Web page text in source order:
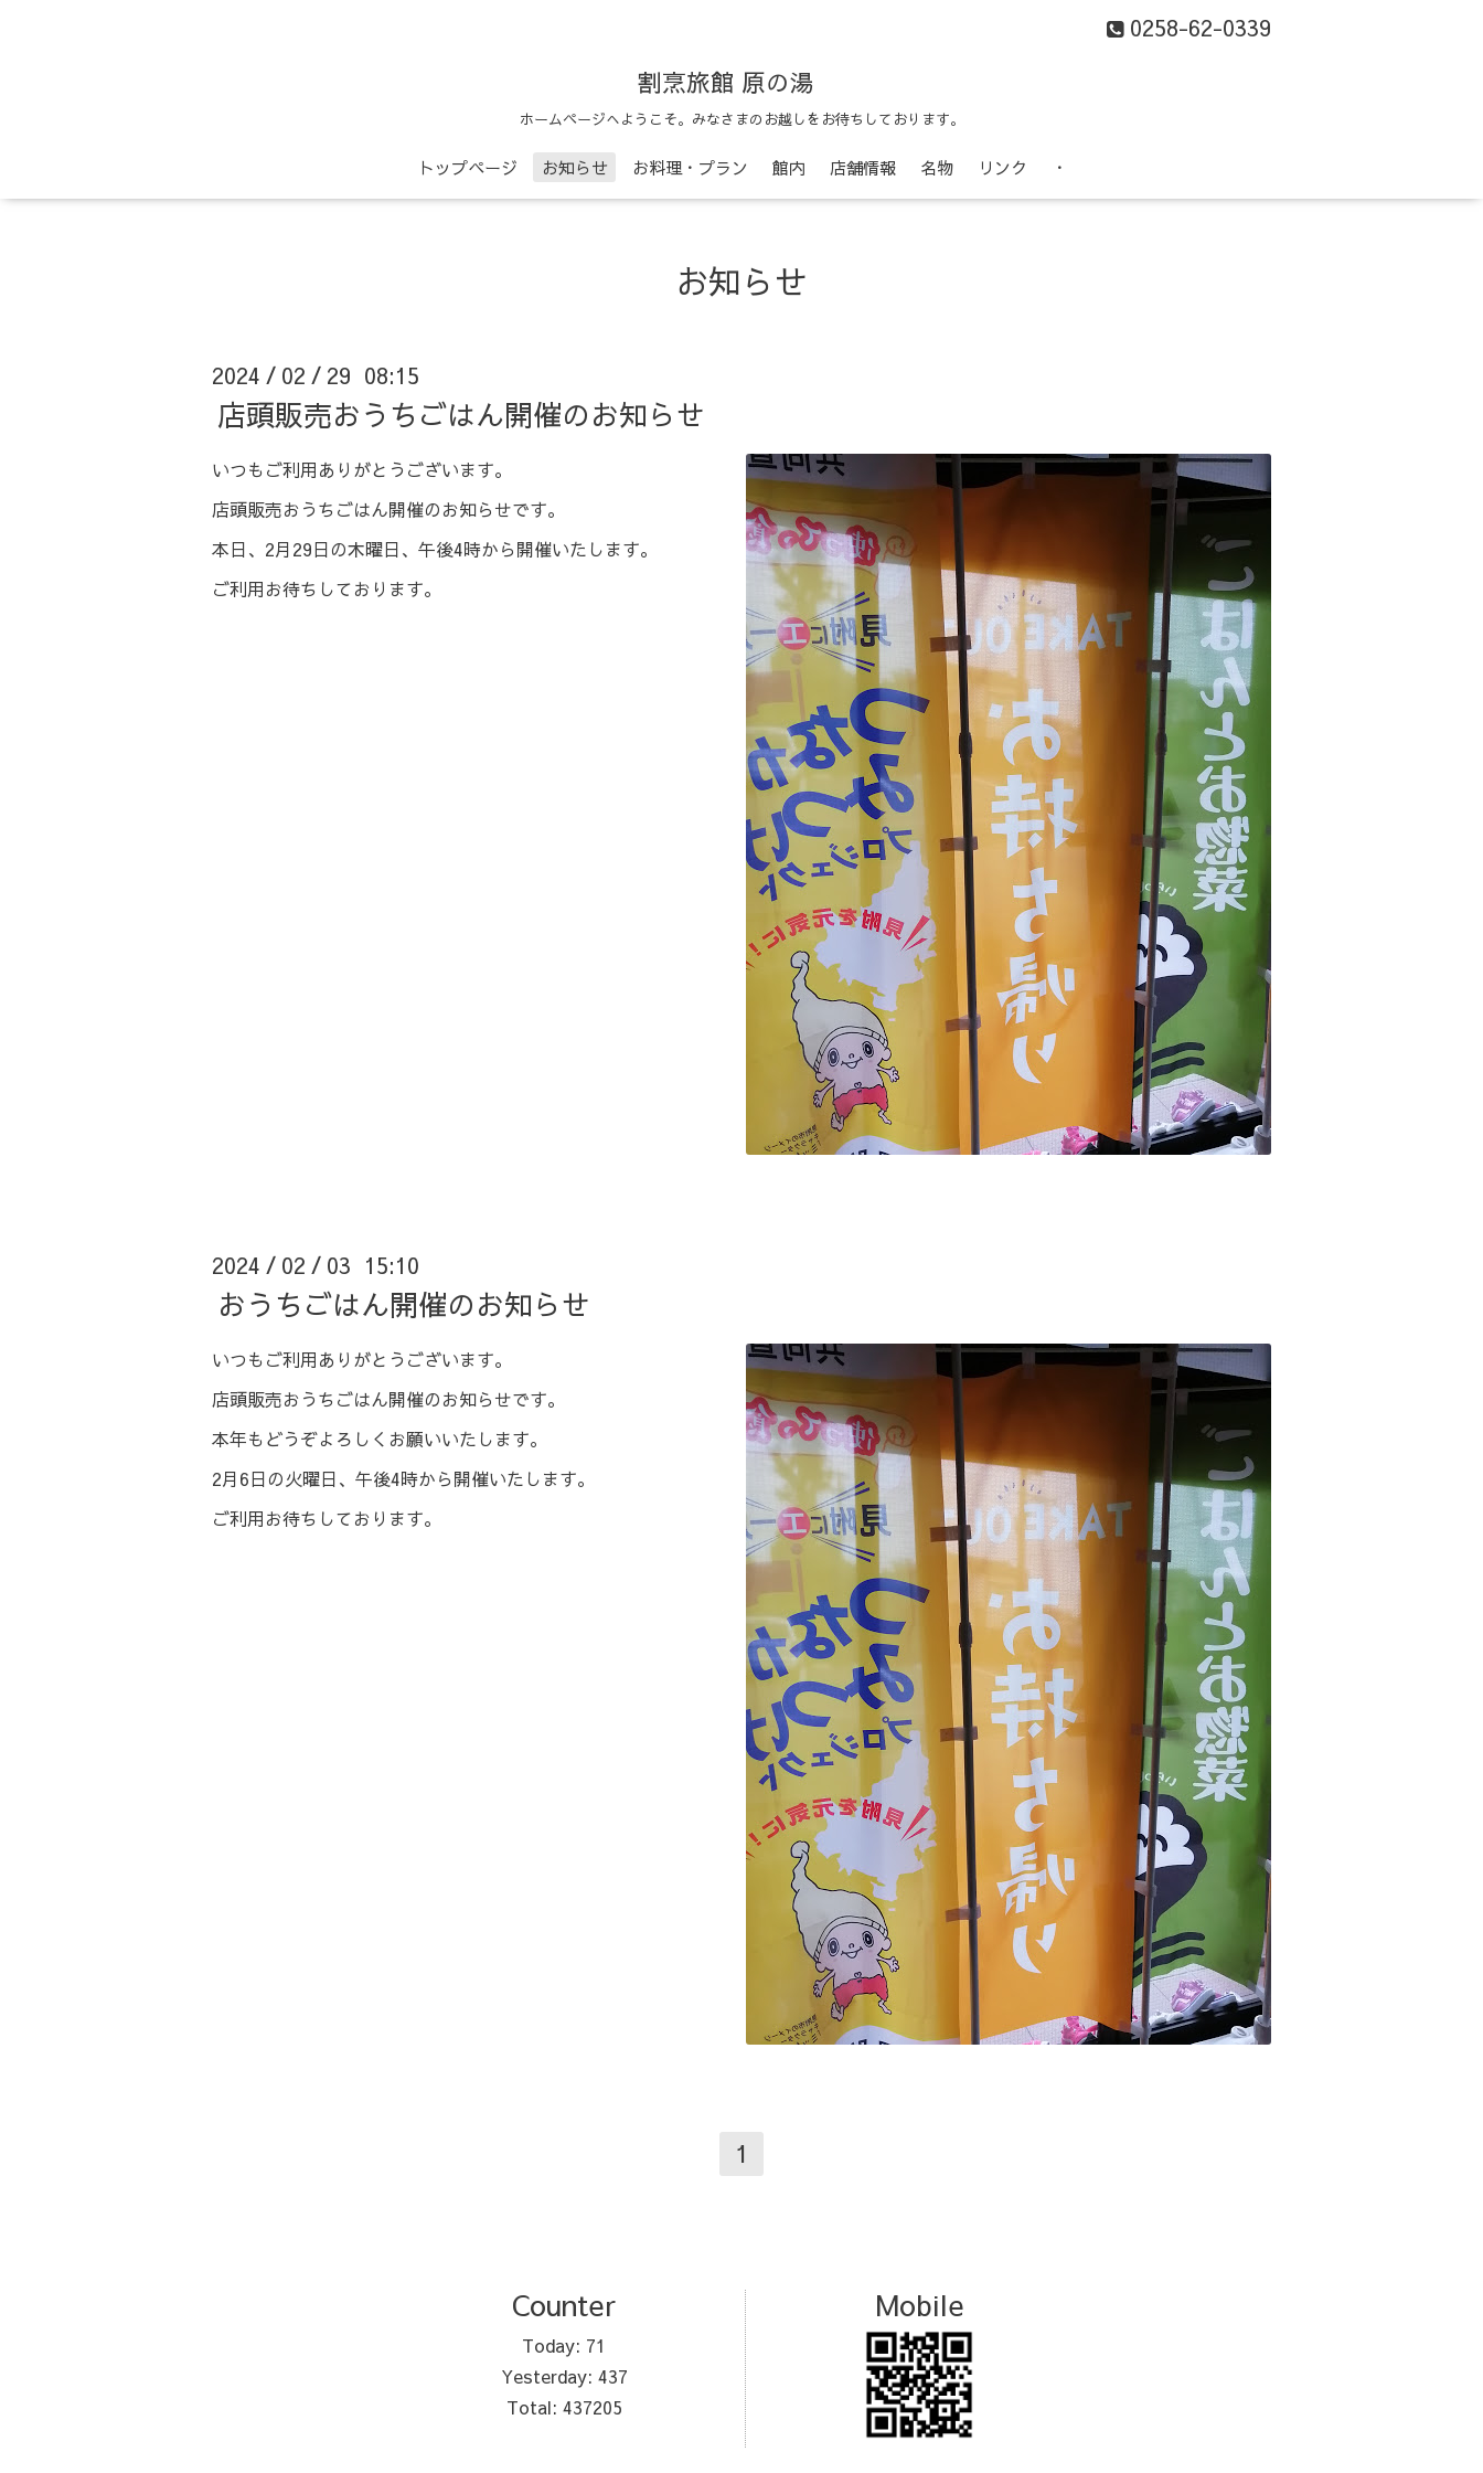
0258-62-0339
割烹旅館 原の湯
ホームページへようこそ。みなさまのお越しをお待ちしております。
トップページ お知らせ お料理・プラン 館内 店舗情報 名物 リンク ・
お知らせ
2024 / 02 / 29 08:15
店頭販売おうちごはん開催のお知らせ
いつもご利用ありがとうございます。
店頭販売おうちごはん開催のお知らせです。
本日、2月29日の木曜日、午後4時から開催いたします。
ご利用お待ちしております。
2024 / 02 / 03 15:10
おうちごはん開催のお知らせ
いつもご利用ありがとうございます。
店頭販売おうちごはん開催のお知らせです。
本年もどうぞよろしくお願いいたします。
2月6日の火曜日、午後4時から開催いたします。
ご利用お待ちしております。
1
Counter
Today: 71
Yesterday: 437
Total: 437205
Mobile